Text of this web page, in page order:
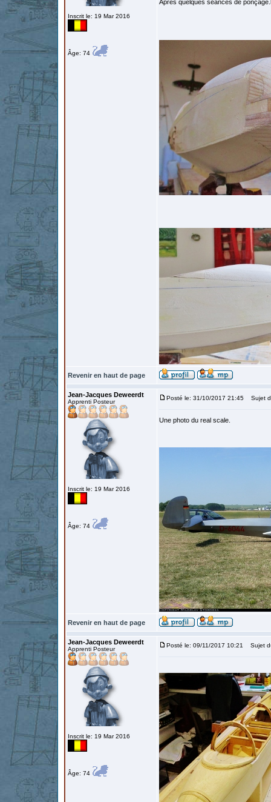
Inscrit le: 19 Mar 2016
Âge: 74
Apres quelques séances de
Revenir en haut de page
Jean-Jacques Deweerdt
Apprenti Posteur
Inscrit le: 19 Mar 2016
Âge: 74
Posté le: 31/10/2017 21:45 Sujet
Une photo du real scale.
Revenir en haut de page
Jean-Jacques Deweerdt
Apprenti Posteur
Inscrit le: 19 Mar 2016
Âge: 74
Posté le: 09/11/2017 10:21 Sujet